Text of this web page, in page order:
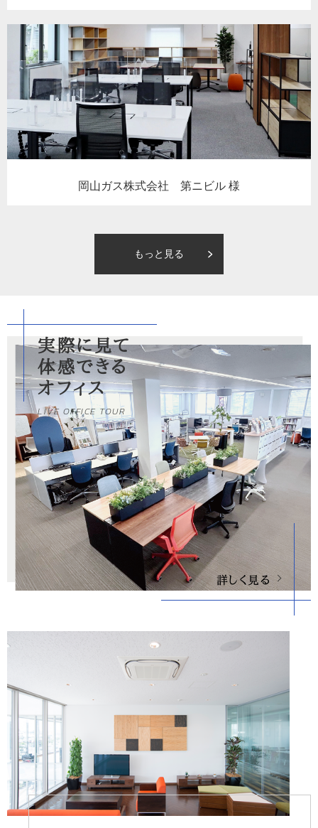
岡山ガス株式会社 第ニビル 様
もっと見る
実際に見て
体感できる
オフィス
LIVE OFFICE TOUR
詳しく見る